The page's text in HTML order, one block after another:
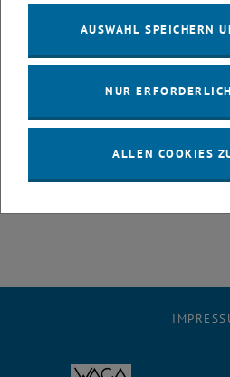
Freunde der JSB Musikschule (1.
Chor ein besonderes musikalisches
AUSWAHL SPEICHERN
NUR
ALLEN COOKIES